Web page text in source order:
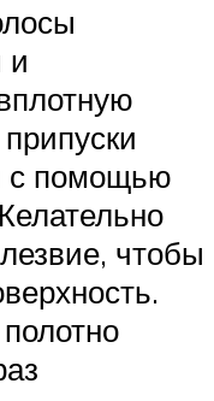
и
с помощью
чтобы